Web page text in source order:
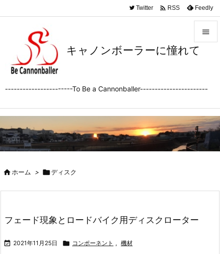
キャノンボーラーに憧れて
-----------------------To Be a Cannonballer-----------------------

サイド

次へ

Twitter  RSS Feedly
ホーム > ディスク
フェード現象とロードバイク用ディスクローター
 2021年11月25日  コンポーネント , 機材